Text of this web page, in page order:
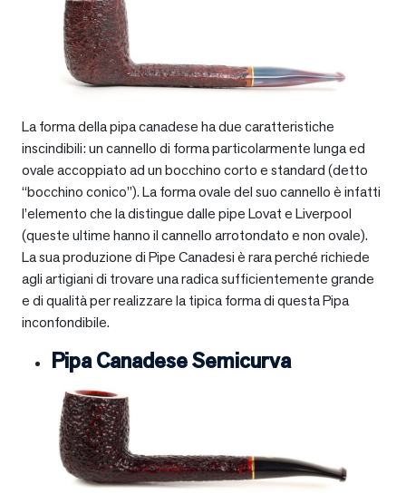
La forma della pipa canadese ha due caratteristiche
inscindibili: un cannello di forma particolarmente lunga ed
ovale accoppiato ad un bocchino corto e standard (detto
“bocchino conico”). La forma ovale del suo cannello è infatti
l’elemento che la distingue dalle pipe Lovat e Liverpool
(queste ultime hanno il cannello arrotondato e non ovale).
La sua produzione di Pipe Canadesi è rara perché richiede
agli artigiani di trovare una radica sufficientemente grande
e di qualità per realizzare la tipica forma di questa Pipa
inconfondibile.
Pipa Canadese Semicurva